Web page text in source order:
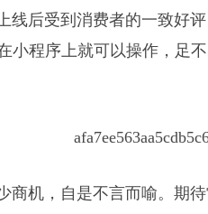
后受到消费者的一致好评
小程序上就可以操作，足
机，自是不言而喻。期待